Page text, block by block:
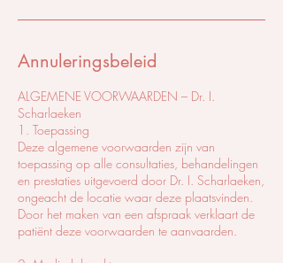
Annuleringsbeleid
ALGEMENE VOORWAARDEN – Dr. I.
Scharlaeken
1. Toepassing
Deze algemene voorwaarden zijn van
toepassing op alle consultaties, behandelingen
en prestaties uitgevoerd door Dr. I. Scharlaeken,
ongeacht de locatie waar deze plaatsvinden.
Door het maken van een afspraak verklaart de
patiënt deze voorwaarden te aanvaarden.